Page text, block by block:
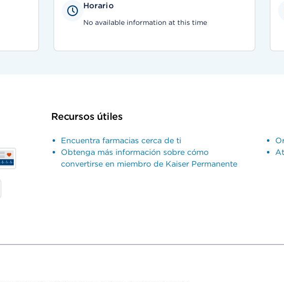
Horario
No available information at this time
Recursos útiles
Encuentra farmacias cerca de ti
Obtenga más información sobre cómo
convertirse en miembro de Kaiser Permanente